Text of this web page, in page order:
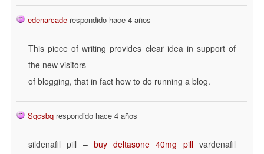
edenarcade respondido hace 4 años
This piece of writing provides clear idea in support of
the new visitors
of blogging, that in fact how to do running a blog.
Sqcsbq respondido hace 4 años
sildenafil pill – buy deltasone 40mg pillvardenafil